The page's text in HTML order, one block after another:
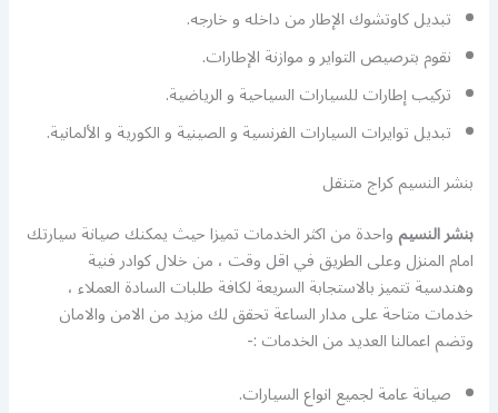
تبديل كاوتشوك الإطار من داخله و خارجه.
نقوم بترصيص التواير و موازنة الإطارات.
تركيب إطارات للسيارات السياحية و الرياضية.
تبديل توايرات السيارات الفرنسية و الصينية و الكورية و الألمانية.
بنشر النسيم كراج متنقل
بنشر النسيمواحدة من اكثر الخدمات تميزا حيث يمكنك صيانة سيارتك
امام المنزل وعلى الطريق في اقل وقت ، من خلال كوادر فنية
وهندسية تتميز بالاستجابة السريعة لكافة طلبات السادة العملاء ،
خدمات متاحة على مدار الساعة تحقق لك مزيد من الامن والامان
وتضم اعمالنا العديد من الخدمات :-
صيانة عامة لجميع انواع السيارات.